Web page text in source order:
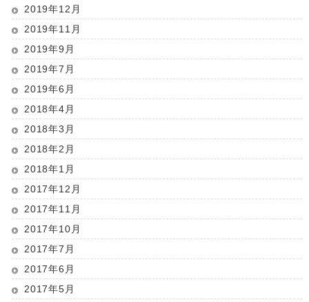
2019年12月
2019年11月
2019年9月
2019年7月
2019年6月
2018年4月
2018年3月
2018年2月
2018年1月
2017年12月
2017年11月
2017年10月
2017年7月
2017年6月
2017年5月